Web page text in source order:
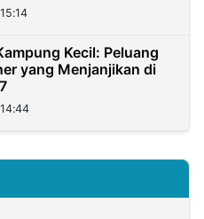
Kecil: Peluang
yang Menjanjikan di